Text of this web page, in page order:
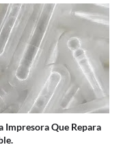
Impresora Que Repara